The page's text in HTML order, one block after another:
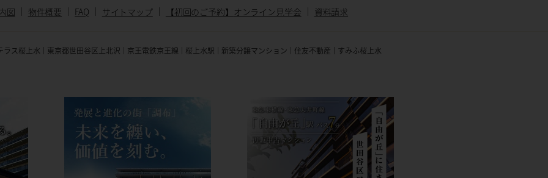
図 物件概要 FAQ サイトマップ 【初回のご予約】 オンライン見学会 資料請求
ラス桜上水 東京都世田谷区上北沢 京王電鉄京王線 桜上水駅 新築分譲マンション 住友不動産 すみふ桜上水